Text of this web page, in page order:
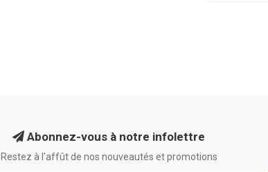
Abonnez-vous à notre infolettre
Restez à l'affût de nos nouveautés et promotions